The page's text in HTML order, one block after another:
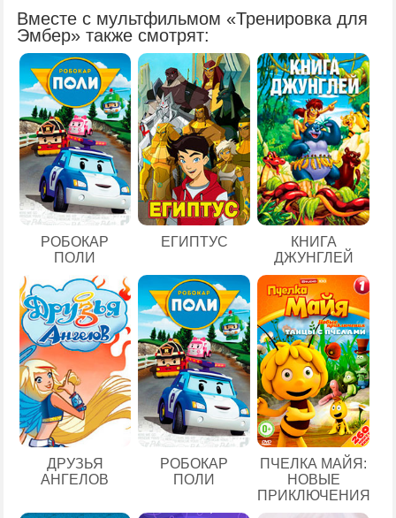
Вместе с мультфильмом «Тренировка для
Эмбер» также смотрят:
РОБОКАР
ПОЛИ
ЕГИПТУС
КНИГА
ДЖУНГЛЕЙ
ДРУЗЬЯ
АНГЕЛОВ
РОБОКАР
ПОЛИ
ПЧЕЛКА МАЙЯ:
НОВЫЕ
ПРИКЛЮЧЕНИЯ